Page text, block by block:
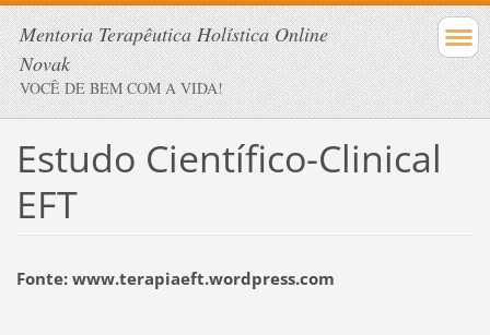
Mentoria Terapêutica Holística Online
Novak
VOCÊ DE BEM COM A VIDA!
Estudo Científico-Clinical
EFT
Fonte: www.terapiaeft.wordpress.com